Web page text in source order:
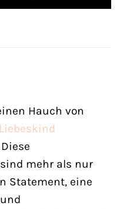
Hauch von
Liebeskind
sind mehr als nur
Statement, eine